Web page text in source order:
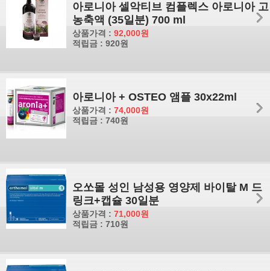
아로니아 셀악티브 컴플렉스 아로니아 고
농축액 (35일분) 700 ml
상품가격 : 92,000원
적립금 : 920원
아로니아 + OSTEO 앰플 30x22ml
상품가격 : 74,000원
적립금 : 740원
오쏘몰 성인 남성용 영양제 바이탈 M 드
링크+캡슐 30일분
상품가격 : 71,000원
적립금 : 710원